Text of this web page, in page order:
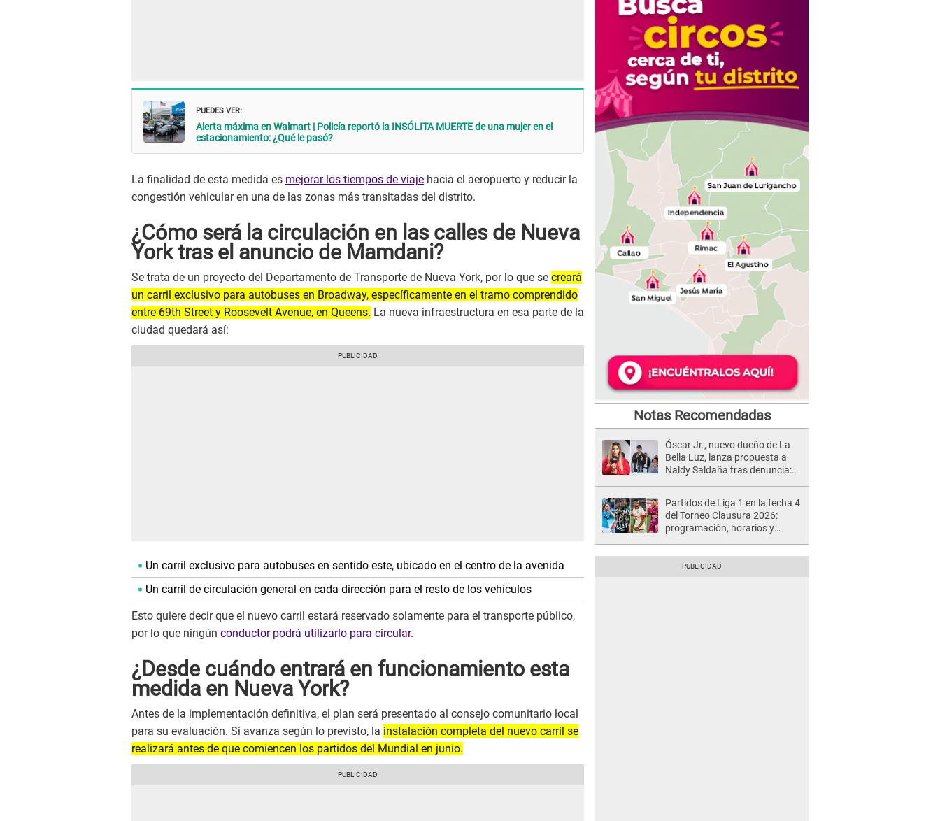
PUEDES VER:
Alerta máxima en Walmart | Policía reportó la INSÓLITA MUERTE de una mujer en el
estacionamiento: ¿Qué le pasó?
La finalidad de esta medida es mejorar los tiempos de viaje hacia el aeropuerto y reducir la
congestión vehicular en una de las zonas más transitadas del distrito.
¿Cómo será la circulación en las calles de Nueva
York tras el anuncio de Mamdani?
Se trata de un proyecto del Departamento de Transporte de Nueva York, por lo que se creará
un carril exclusivo para autobuses en Broadway, específicamente en el tramo comprendido
entre 69th Street y Roosevelt Avenue, en Queens. La nueva infraestructura en esa parte de la
ciudad quedará así:
Un carril exclusivo para autobuses en sentido este, ubicado en el centro de la avenida
Un carril de circulación general en cada dirección para el resto de los vehículos
Esto quiere decir que el nuevo carril estará reservado solamente para el transporte público,
por lo que ningún conductor podrá utilizarlo para circular.
¿Desde cuándo entrará en funcionamiento esta
medida en Nueva York?
Antes de la implementación definitiva, el plan será presentado al consejo comunitario local
para su evaluación. Si avanza según lo previsto, la instalación completa del nuevo carril se
realizará antes de que comiencen los partidos del Mundial en junio.
Notas Recomendadas
Óscar Jr., nuevo dueño de La
Bella Luz, lanza propuesta a
Naldy Saldaña tras denuncia:
Partidos de Liga 1 en la fecha 4
del Torneo Clausura 2026:
programación, horarios y